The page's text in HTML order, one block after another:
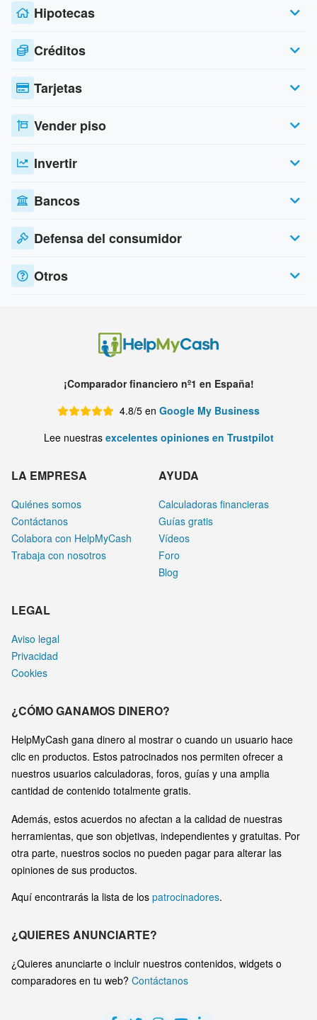
Hipotecas
Créditos
Tarjetas
Vender piso
Invertir
Bancos
Defensa del consumidor
Otros
¡Comparador financiero nº1 en España!
4.8/5 en Google My Business
Lee nuestras excelentes opiniones en Trustpilot
LA EMPRESA
Quiénes somos
Contáctanos
Colabora con HelpMyCash
Trabaja con nosotros
AYUDA
Calculadoras financieras
Guías gratis
Vídeos
Foro
Blog
LEGAL
Aviso legal
Privacidad
Cookies
¿CÓMO GANAMOS DINERO?
HelpMyCash gana dinero al mostrar o cuando un usuario hace
clic en productos. Estos patrocinados nos permiten ofrecer a
nuestros usuarios calculadoras, foros, guías y una amplia
cantidad de contenido totalmente gratis.
Además, estos acuerdos no afectan a la calidad de nuestras
herramientas, que son objetivas, independientes y gratuitas. Por
otra parte, nuestros socios no pueden pagar para alterar las
opiniones de sus productos.
Aquí encontrarás la lista de los patrocinadores.
¿QUIERES ANUNCIARTE?
¿Quieres anunciarte o incluir nuestros contenidos, widgets o
comparadores en tu web? Contáctanos